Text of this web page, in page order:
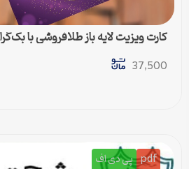
کارت ویزیت لایه باز طلافروشی با
37,500
pdf پی دی اف